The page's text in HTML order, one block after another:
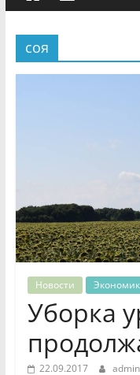
соя
Новости
Уборка
22.09.2017 admin